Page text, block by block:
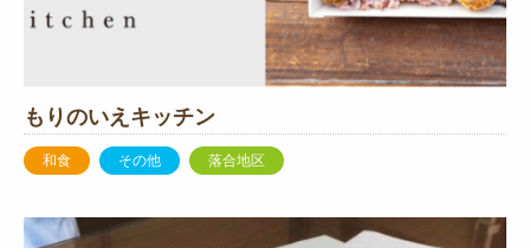
もりのいえキッチン
和食 その他 落合地区